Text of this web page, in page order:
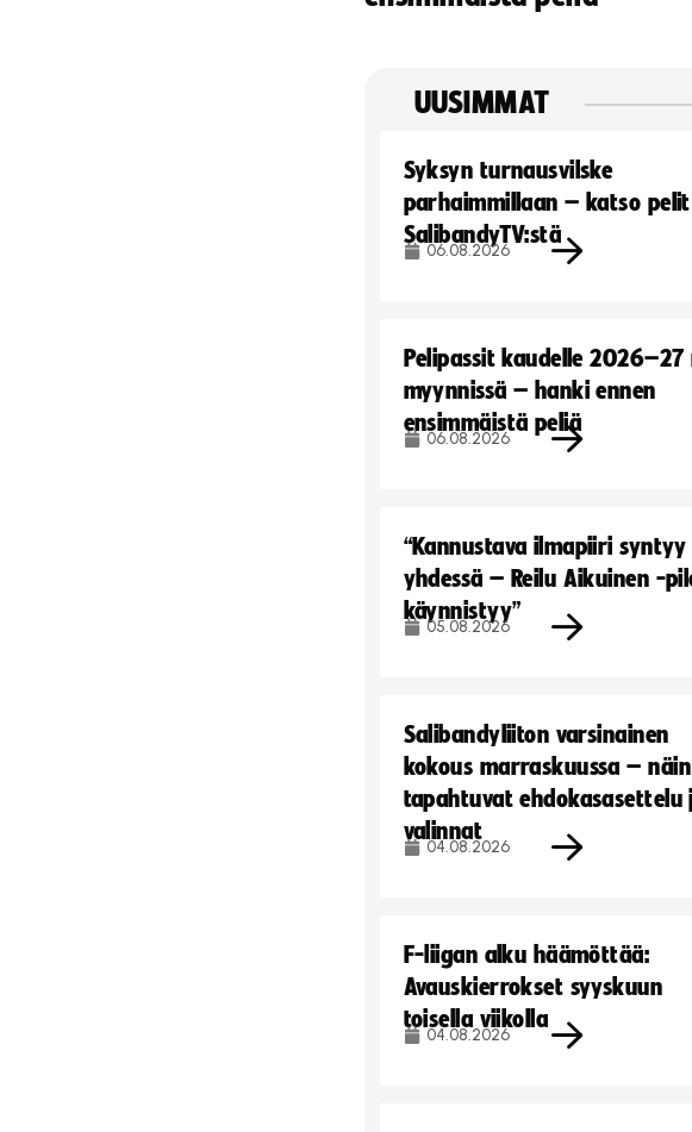
UUSIMMAT
Syksyn turnausvilske
parhaimmillaan – katso pelit
SalibandyTV:stä
06.08.2026
Pelipassit kaudelle
myynnissä – hanki ennen
ensimmäistä peliä
06.08.2026
“Kannustava ilmapiiri syntyy
yhdessä – Reilu Aikuinen -
käynnistyy”
05.08.2026
Salibandyliiton varsinainen
kokous marraskuussa – näin
tapahtuvat ehdokasasettelu
valinnat
04.08.2026
F-liigan alku häämöttää:
Avauskierrokset syyskuun
toisella viikolla
04.08.2026